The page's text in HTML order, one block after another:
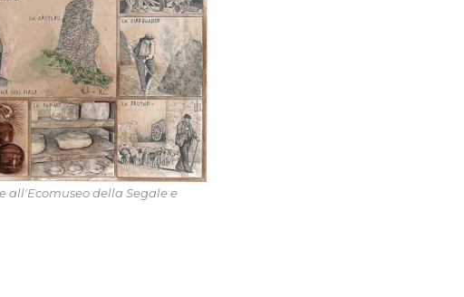
all'Ecomuseo della Segale e